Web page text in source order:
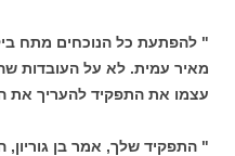
" להפתעת כל הנוכחים מתח
מאיר עמית. לא על העובדות
עצמו את התפקיד להעריך את
" התפקיד שלך, אמר בן גוריון,